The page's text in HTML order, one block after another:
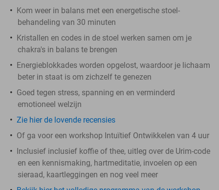
Kom weer in balans met een energetische stoel-
behandeling van 30 minuten
Kristallen en codes in de stoel werken samen om je
chakra's in balans te brengen
Energieblokkades worden opgelost, waardoor je lichaam
beter in staat is om zichzelf te genezen
Goed tegen stress, spanning en en verminderd
emotioneel welzijn
Zie hier de lovende recensies
Of ga voor een workshop Intuïtief Ontwikkelen van 4 uur
Inclusief inclusief koffie of thee, uitleg over de Urim-code
en een kennismaking, hartmeditatie, invoelen op een
sieraad, kaartleggingen en nog veel meer